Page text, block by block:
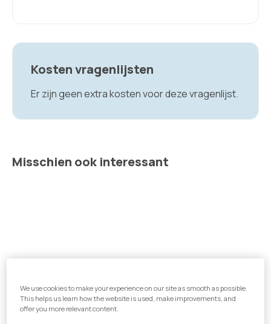
Kosten vragenlijsten
Er zijn geen extra kosten voor deze vragenlijst.
Misschien ook interessant
We use cookies to make your experience on our site as smooth as possible.
This helps us learn how the website is used, make improvements, and
offer you more relevant content.